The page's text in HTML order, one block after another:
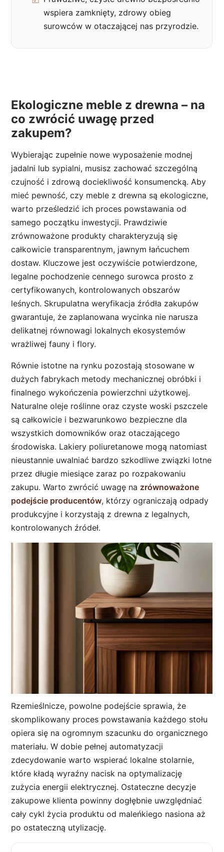
wspiera zamknięty, zdrowy obieg
surowców w otaczającej nas przyrodzie.
Ekologiczne meble z drewna – na
co zwrócić uwagę przed
zakupem?
Wybierając zupełnie nowe wyposażenie modnej
jadalni lub sypialni, musisz zachować szczególną
czujność i zdrową dociekliwość konsumencką. Aby
mieć pewność, czy meble z drewna są ekologiczne,
warto prześledzić ich proces powstawania od
samego początku inwestycji. Prawdziwie
zrównoważone produkty charakteryzują się
całkowicie transparentnym, jawnym łańcuchem
dostaw. Kluczowe jest oczywiście potwierdzone,
legalne pochodzenie cennego surowca prosto z
certyfikowanych, kontrolowanych obszarów
leśnych. Skrupulatna weryfikacja źródła zakupów
gwarantuje, że zaplanowana wycinka nie narusza
delikatnej równowagi lokalnych ekosystemów
wrażliwej fauny i flory.
Równie istotne na rynku pozostają stosowane w
dużych fabrykach metody mechanicznej obróbki i
finalnego wykończenia powierzchni użytkowej.
Naturalne oleje roślinne oraz czyste woski pszczele
są całkowicie i bezwarunkowo bezpieczne dla
wszystkich domowników oraz otaczającego
środowiska. Lakiery poliuretanowe mogą natomiast
nieustannie uwalniać bardzo szkodliwe związki lotne
przez długie miesiące zaraz po rozpakowaniu
zakupu. Warto zwrócić uwagę na zrównoważone
podejście producentów, którzy ograniczają odpady
produkcyjne i korzystają z drewna z legalnych,
kontrolowanych źródeł.
Rzemieślnicze, powolne podejście sprawia, że
skomplikowany proces powstawania każdego stołu
opiera się na ogromnym szacunku do organicznego
materiału. W dobie pełnej automatyzacji
zdecydowanie warto wspierać lokalne stolarnie,
które kładą wyraźny nacisk na optymalizację
zużycia energii elektrycznej. Ostateczne decyzje
zakupowe klienta powinny dogłębnie uwzględniać
cały cykl życia produktu od maleńkiego nasiona aż
po ostateczną utylizację.